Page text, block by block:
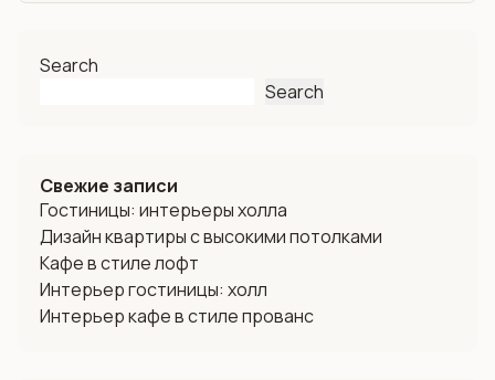
Search
Search
Свежие записи
Гостиницы: интерьеры холла
Дизайн квартиры с высокими потолками
Кафе в стиле лофт
Интерьер гостиницы: холл
Интерьер кафе в стиле прованс